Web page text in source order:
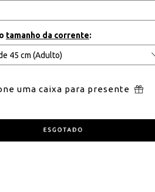
tamanho da corrente:
uma caixa para presente